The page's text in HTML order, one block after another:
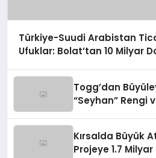
Türkiye-Suudi Arabistan
Ufuklar: Bolat’tan 10 Milyar
Togg’dan
“Seyhan” Rengi
Kırsalda Büyük
Projeye 1.7